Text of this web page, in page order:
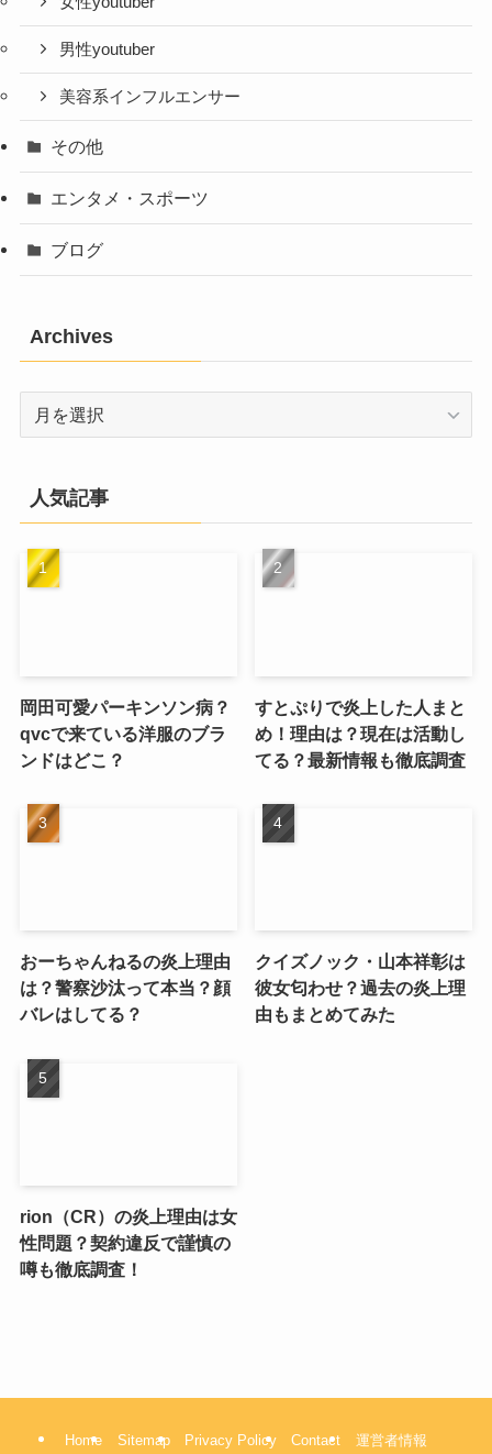
男性youtuber
美容系インフルエンサー
その他
エンタメ・スポーツ
ブログ
Archives
Archives
人気記事
岡田可愛パーキンソン病？
qvcで来ている洋服のブラ
ンドはどこ？
すとぷりで炎上した人まと
め！理由は？現在は活動し
てる？最新情報も徹底調査
おーちゃんねるの炎上理由
は？警察沙汰って本当？顔
バレはしてる？
クイズノック・山本祥彰は
彼女匂わせ？過去の炎上理
由もまとめてみた
rion（CR）の炎上理由は女
性問題？契約違反で謹慎の
噂も徹底調査！
Home Sitemap Privacy Policy Contact 運営者情報